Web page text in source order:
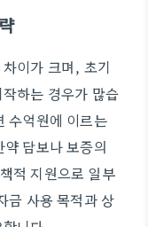
이가 크며, 초기
하는 경우가 많습
수억원에 이르는
담보나 보증의
적 지원으로 일부
금 사용 목적과 상